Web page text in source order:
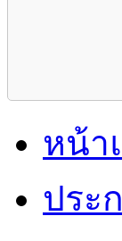
หน้า
ประ